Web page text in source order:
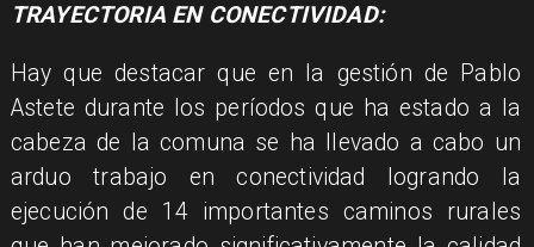
TRAYECTORIA EN CONECTIVIDAD:
Hay que destacar que en la gestión de Pablo
Astete durante los períodos que ha estado a la
cabeza de la comuna se ha llevado a cabo un
arduo trabajo en conectividad logrando la
ejecución de 14 importantes caminos rurales